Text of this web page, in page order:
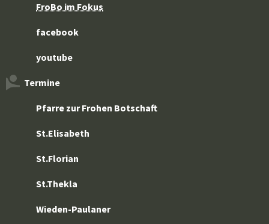
FroBo im Fokus
facebook
youtube
Termine
Pfarre zur Frohen Botschaft
St.Elisabeth
St.Florian
St.Thekla
Wieden-Paulaner